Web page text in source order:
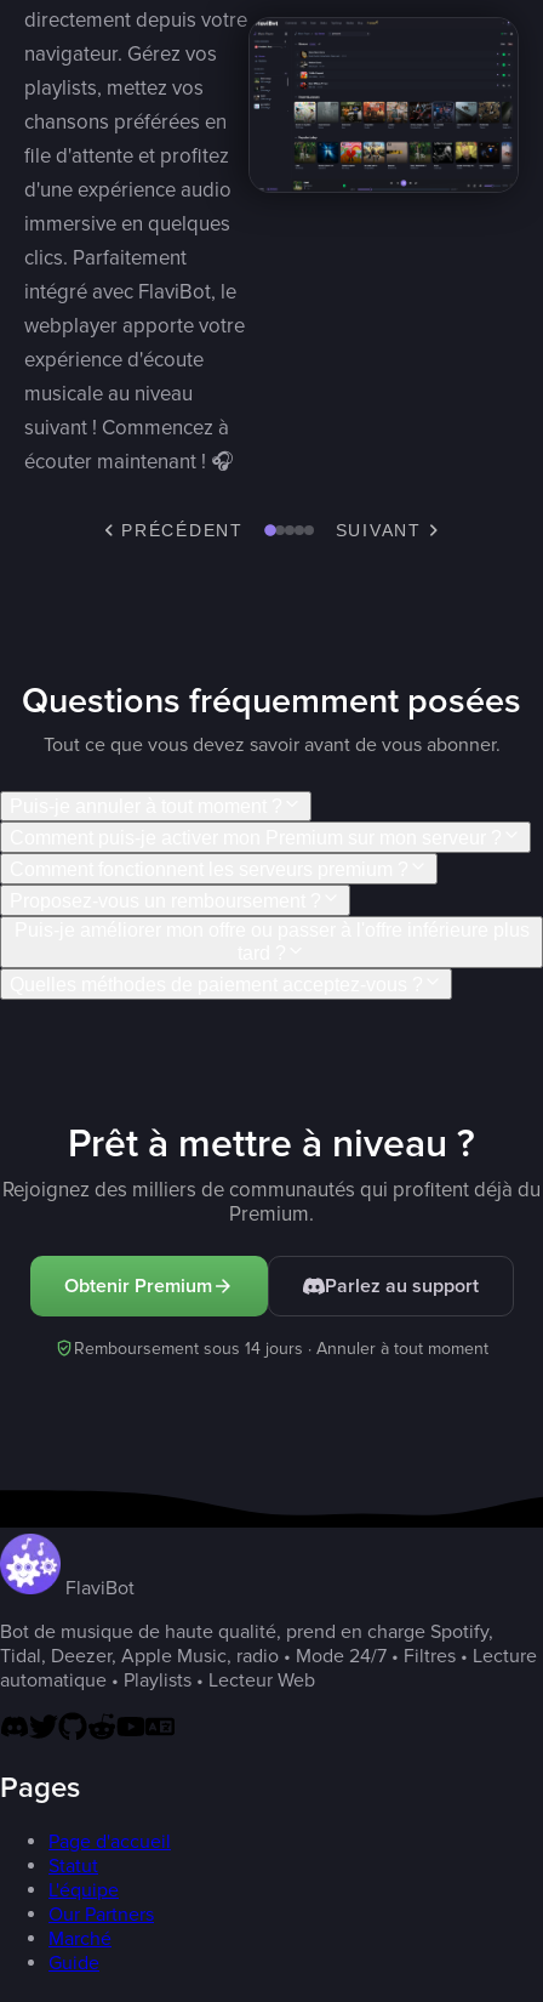
directement depuis votre
navigateur. Gérez vos
playlists, mettez vos
chansons préférées en
file d'attente et profitez
d'une expérience audio
immersive en quelques
clics. Parfaitement
intégré avec FlaviBot, le
webplayer apporte votre
expérience d'écoute
musicale au niveau
suivant ! Commencez à
écouter maintenant ! 🎧
PRÉCÉDENT SUIVANT
Questions fréquemment posées
Tout ce que vous devez savoir avant de vous abonner.
Prêt à mettre à niveau ?
Rejoignez des milliers de communautés qui profitent déjà du
Premium.
Obtenir Premium Parlez au support
Remboursement sous 14 jours · Annuler à tout moment
FlaviBot
Bot de musique de haute qualité, prend en charge Spotify,
Tidal, Deezer, Apple Music, radio • Mode 24/7 • Filtres • Lecture
automatique • Playlists • Lecteur Web
Pages
Page d'accueil
Statut
L'équipe
Our Partners
Marché
Guide